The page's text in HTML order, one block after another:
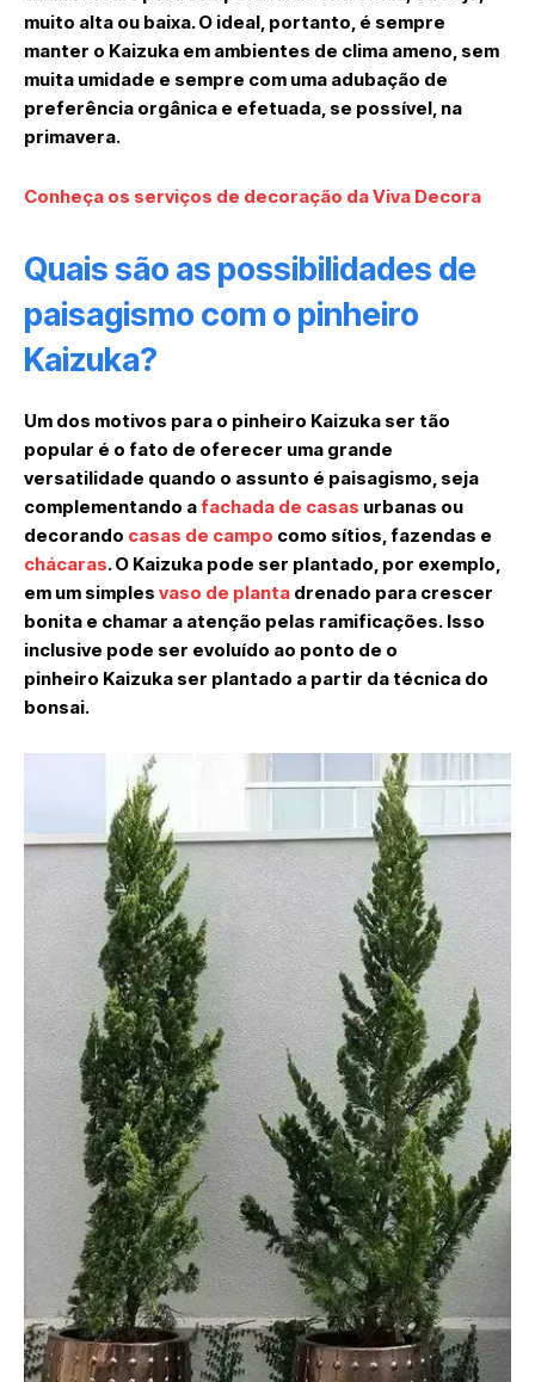
muito alta ou baixa. O ideal, portanto, é sempre
manter o Kaizuka em ambientes de clima ameno, sem
muita umidade e sempre com uma adubação de
preferência orgânica e efetuada, se possível, na
primavera.
Conheça os serviços de decoração da Viva Decora
Quais são as possibilidades de
paisagismo com o pinheiro
Kaizuka?
Um dos motivos para o pinheiro Kaizuka ser tão
popular é o fato de oferecer uma grande
versatilidade quando o assunto é paisagismo, seja
complementando afachada de casas urbanas ou
decorando casas de campo como sítios, fazendas e
chácaras. O Kaizuka pode ser plantado, por exemplo,
em um simples vaso de planta drenado para crescer
bonita e chamar a atenção pelas ramificações. Isso
inclusive pode ser evoluído ao ponto de o
pinheiro Kaizuka ser plantado a partir da técnica do
bonsai.